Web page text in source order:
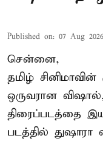
Published on: 07 Aug
சென்னை,
தமிழ்
ஒருவரான
திரைப்படத்தை
படத்தில் துஷாரா